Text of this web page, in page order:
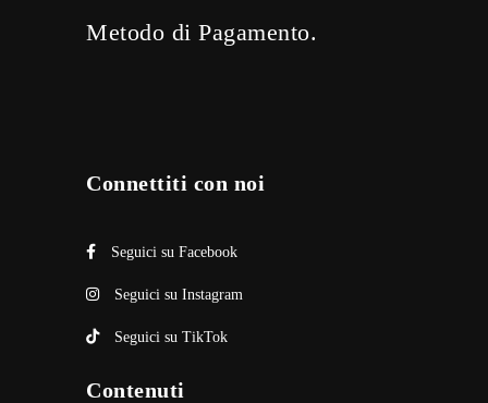
Metodo di Pagamento.
Connettiti con noi
Seguici su Facebook
Seguici su Instagram
Seguici su TikTok
Contenuti